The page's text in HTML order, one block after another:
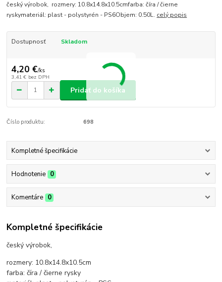
český výrobok, rozmery: 10.8x14.8x10.5cmfarba: číra / čierne
ryskymateriál: plast - polystyrén - PS6Objem: 0.50L. celý popis
Dostupnosť Skladom
4,20 €/ks
3,41 € bez DPH
Pridať do košíka
Číslo produktu: 698
Kompletné špecifikácie
Hodnotenie 0
Komentáre 0
Kompletné špecifikácie
český výrobok,
rozmery: 10.8x14.8x10.5cm
farba: číra / čierne rysky